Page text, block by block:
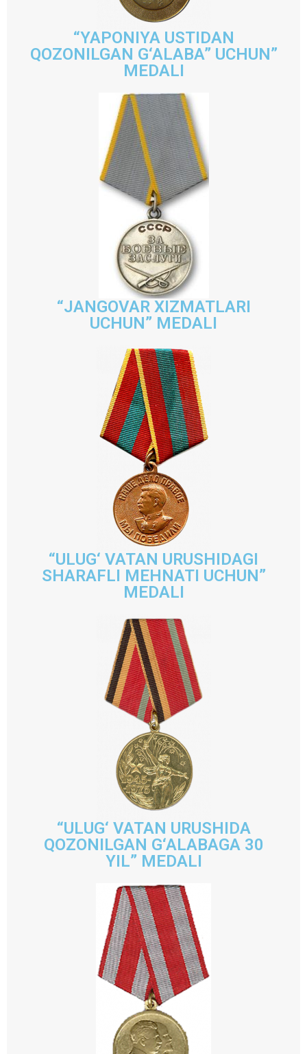
“YAPONIYA USTIDAN
QOZONILGAN G‘ALABA” UCHUN”
MEDALI
“JANGOVAR XIZMATLARI
UCHUN” MEDALI
“ULUG‘ VATAN URUSHIDAGI
SHARAFLI MEHNATI UCHUN”
MEDALI
“ULUG‘ VATAN URUSHIDA
QOZONILGAN G‘ALABAGA 30
YIL” MEDALI